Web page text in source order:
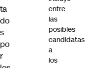
ta
do
s
po
r
entre
las
posibles
candidatas
a
los